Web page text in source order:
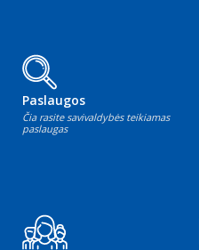
Paslaugos
Čia rasite savivaldybės teikiamas
paslaugas